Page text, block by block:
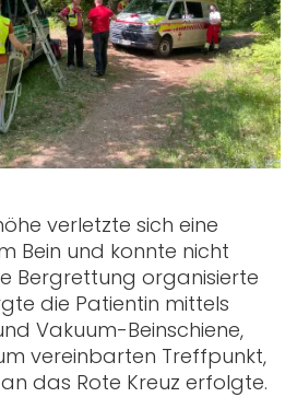
verletzte sich eine
Bein und konnte nicht
Bergrettung organisierte
die Patientin mittels
Vakuum-Beinschiene,
vereinbarten Treffpunkt,
das Rote Kreuz erfolgte.